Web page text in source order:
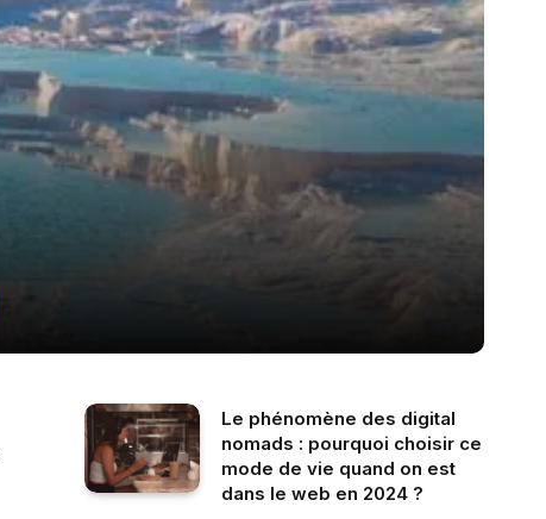
Le phénomène des digital
nomads : pourquoi choisir ce
mode de vie quand on est
dans le web en 2024 ?